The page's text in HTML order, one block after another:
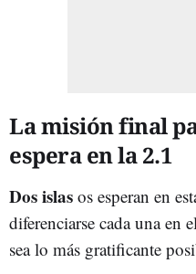
La misión final
espera en la 2.1
Dos islas os esperan en
diferenciarse cada una en
sea lo más gratificante